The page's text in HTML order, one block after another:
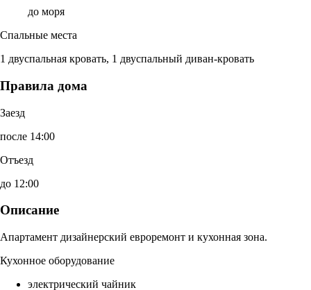
до моря
Спальные места
1 двуспальная кровать, 1 двуспальный диван-кровать
Правила дома
Заезд
после 14:00
Отъезд
до 12:00
Описание
Апартамент дизайнерский евроремонт и кухонная зона.
Кухонное оборудование
электрический чайник